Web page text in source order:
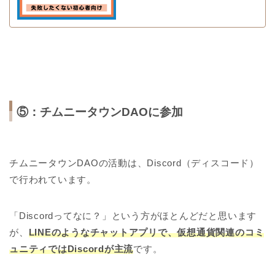
⑤：チムニータウンDAOに参加
チムニータウンDAOの活動は、Discord（ディスコード）
で行われています。
「Discordってなに？」という方がほとんどだと思います
が、 LINEのようなチャットアプリで、仮想通貨関連のコミ
ュニティではDiscordが主流です。